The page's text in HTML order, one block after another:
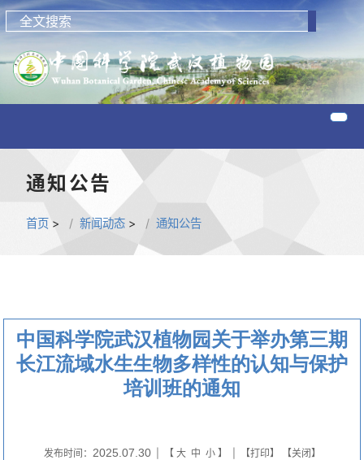
通知公告
首页 > 新闻动态 > 通知公告
中国科学院武汉植物园关于举办第三期
长江流域水生生物多样性的认知与保护
培训班的通知
发布时间： 2025.07.30| 【 大 中 小】 | 【打印】 【关闭】